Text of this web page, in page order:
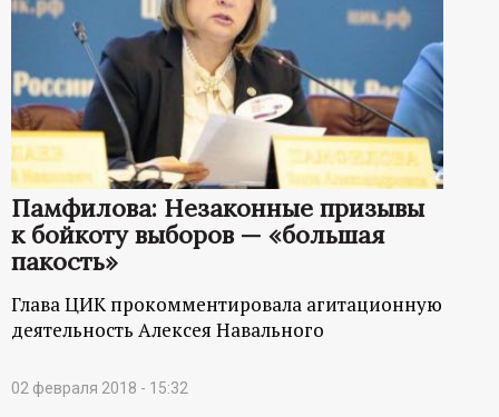
Памфилова: Незаконные призывы
к бойкоту выборов — «большая
пакость»
Глава ЦИК прокомментировала агитационную
деятельность Алексея Навального
02 февраля 2018 - 15:32